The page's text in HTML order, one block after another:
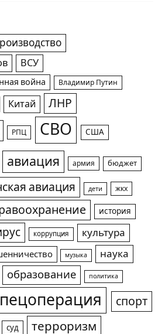
ВСУ
война Владимир Путин
Китай ЛНР
РПЦ СВО США
авиация армия бюджет
авиация дети жкх
история
коррупция
культура
музыка
наука
образование политика
спорт
суд терроризм